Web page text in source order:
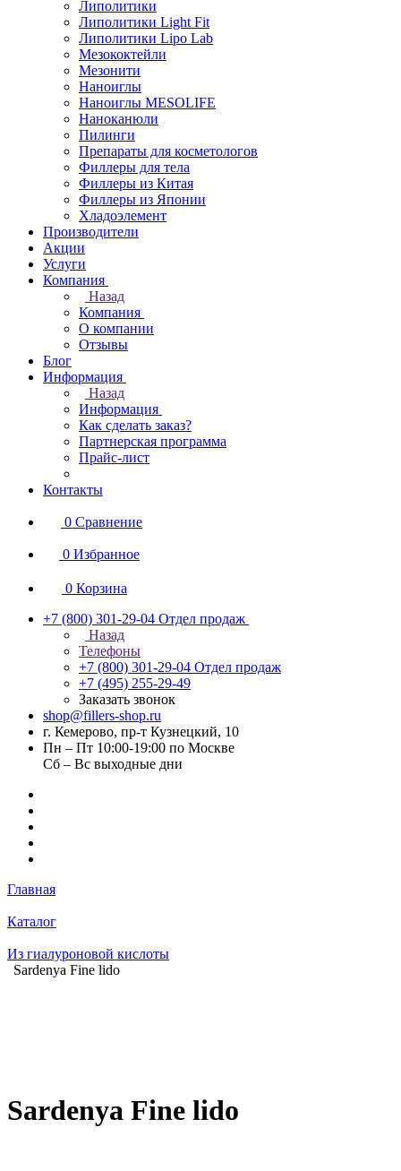
Липолитики
Липолитики Light Fit
Липолитики Lipo Lab
Мезококтейли
Мезонити
Наноиглы
Наноиглы MESOLIFE
Наноканюли
Пилинги
Препараты для косметологов
Филлеры для тела
Филлеры из Китая
Филлеры из Японии
Хладоэлемент
Производители
Акции
Услуги
Компания
Назад
Компания
О компании
Отзывы
Блог
Информация
Назад
Информация
Как сделать заказ?
Партнерская программа
Прайс-лист
Контакты
0 Сравнение
0 Избранное
0 Корзина
+7 (800) 301-29-04 Отдел продаж
Назад
Телефоны
+7 (800) 301-29-04 Отдел продаж
+7 (495) 255-29-49
Заказать звонок
shop@fillers-shop.ru
г. Кемерово, пр-т Кузнецкий, 10
Пн – Пт 10:00-19:00 по Москве
Сб – Вс выходные дни
Главная
Каталог
Из гиалуроновой кислоты
Sardenya Fine lido
Sardenya Fine lido